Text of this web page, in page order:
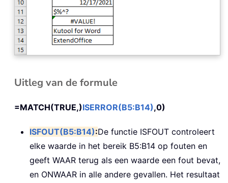
Uitleg van de formule
=MATCH(TRUE,)ISERROR(B5:B14),0)
ISFOUT(B5:B14):De functie ISFOUT controleert
elke waarde in het bereik B5:B14 op fouten en
geeft WAAR terug als een waarde een fout bevat,
en ONWAAR in alle andere gevallen. Het resultaat